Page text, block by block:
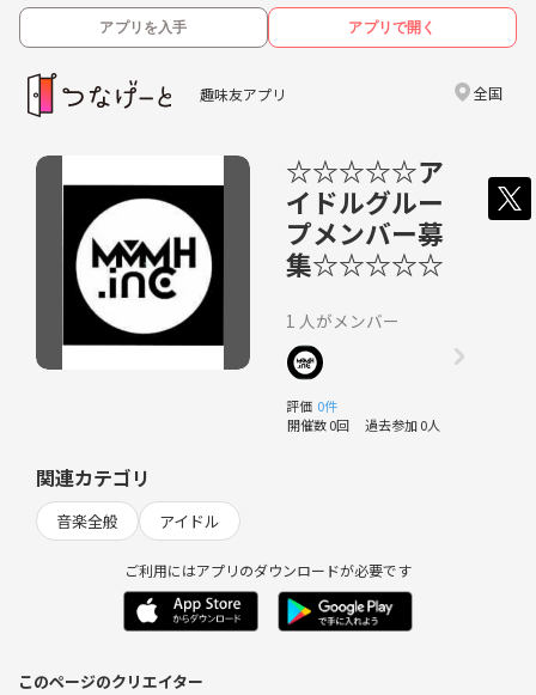
アプリを入手 アプリで開く
趣味友アプリ 全国
☆☆☆☆☆ア
イドルグルー
プメンバー募
集☆☆☆☆☆
1 人がメンバー
評価 0件
開催数 0回 過去参加 0人
関連カテゴリ
音楽全般 アイドル
ご利用にはアプリのダウンロードが必要です
このページのクリエイター